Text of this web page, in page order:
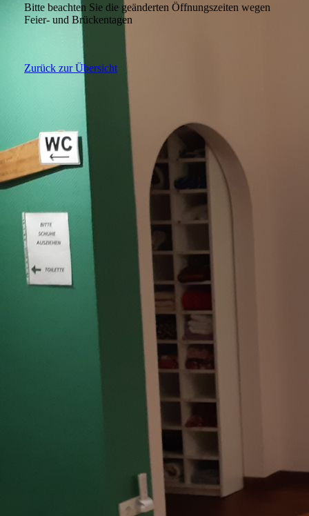
Bitte beachten Sie die geänderten Öffnungszeiten wegen
Feier- und Brückentagen
Zurück zur Übersicht